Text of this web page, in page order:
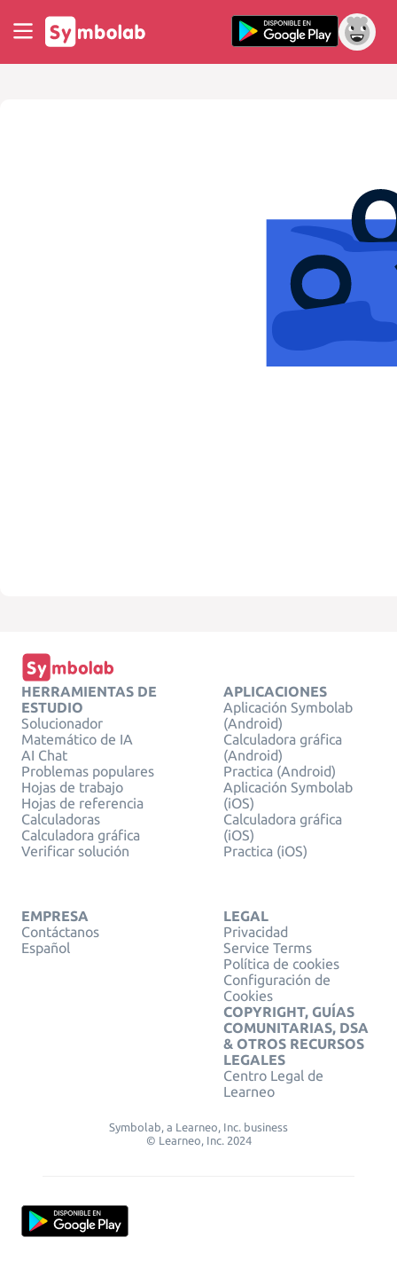
HERRAMIENTAS DE
ESTUDIO
Solucionador
Matemático de IA
AI Chat
Problemas populares
Hojas de trabajo
Hojas de referencia
Calculadoras
Calculadora gráfica
Verificar solución
APLICACIONES
Aplicación Symbolab
(Android)
Calculadora gráfica
(Android)
Practica (Android)
Aplicación Symbolab
(iOS)
Calculadora gráfica
(iOS)
Practica (iOS)
EMPRESA
Contáctanos
Español
LEGAL
Privacidad
Service Terms
Política de cookies
Configuración de
Cookies
COPYRIGHT, GUÍAS
COMUNITARIAS, DSA
& OTROS RECURSOS
LEGALES
Centro Legal de
Learneo
Symbolab, a Learneo, Inc. business
© Learneo, Inc. 2024